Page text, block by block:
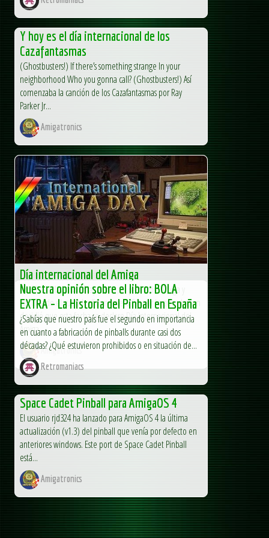
Y hoy es el día internacional de los
Cazafantasmas
(Ghostbusters!) If there’s something strange In your
neighborhood Who you gonna call? (Ghostbusters!) Así
comenzaba la canción de los Cazafantasmas por Ray
Parker Jr...
Amigatronics
Día internacional del Amiga
Un 31 de Mayo nació Jay Miner, el padre del Amiga y
habría sido el cumpleaños número 91, por lo que alguien
decidió que esta fecha se declare Día Internacional del
Amiga....
Amigatronics
Nuestra opinión sobre el libro: BOLA
EXTRA – La Historia del Pinball en España
¿Sabías que nuestro país fue el segundo en importancia
en cuanto a fabricación de pinballs durante casi dos
décadas? ¿Qué estuvieron prohibidos o en situación de...
Retromaniacs
Space Cadet Pinball para AmigaOS 4
El usuario rjd324 ha lanzado para AmigaOS 4 la última
actualización (v1.3) del pinball que venía por defecto en
anteriores windows. Este port de Space Cadet Pinball
está...
Amigatronics